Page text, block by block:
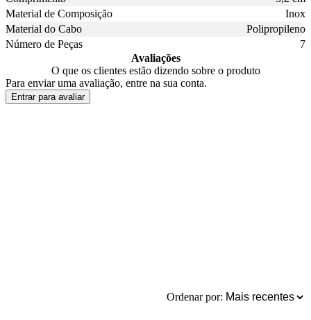
Material de Composição
Inox
Material do Cabo
Polipropileno
Número de Peças
7
Avaliações
O que os clientes estão dizendo sobre o produto
Para enviar uma avaliação, entre na sua conta.
Entrar para avaliar
Ordenar por: